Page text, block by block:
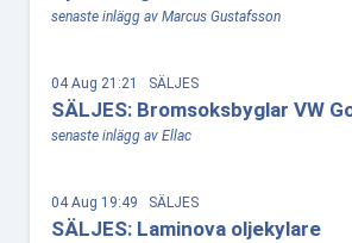
senaste inlägg av Marcus Gustafsson
04 Aug 21:21 SÄLJES
SÄLJES: Bromsoksbyglar VW
senaste inlägg av Ellac
04 Aug 19:49 SÄLJES
SÄLJES: Laminova oljekylare